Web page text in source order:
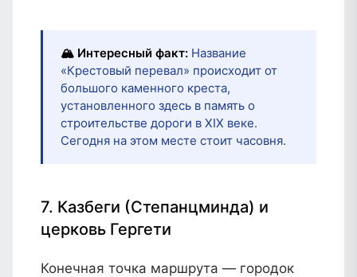
🏔️ Интересный факт: Название
«Крестовый перевал» происходит от
большого каменного креста,
установленного здесь в память о
строительстве дороги в XIX веке.
Сегодня на этом месте стоит часовня.
7. Казбеги (Степанцминда) и
церковь Гергети
Конечная точка маршрута — городок